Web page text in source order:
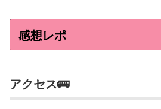
感想レポ
アクセス🚌